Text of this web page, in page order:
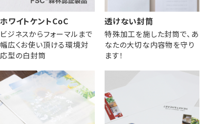
その他
プリンター
対応製品
Cuoretti
ホワイトケントCoC
ビジネスからフォーマルまで
幅広くお使い頂ける環境対
応型の白封筒
透けない封筒
特殊加工を施した封筒で、あ
なたの大切な内容物を守り
ます！